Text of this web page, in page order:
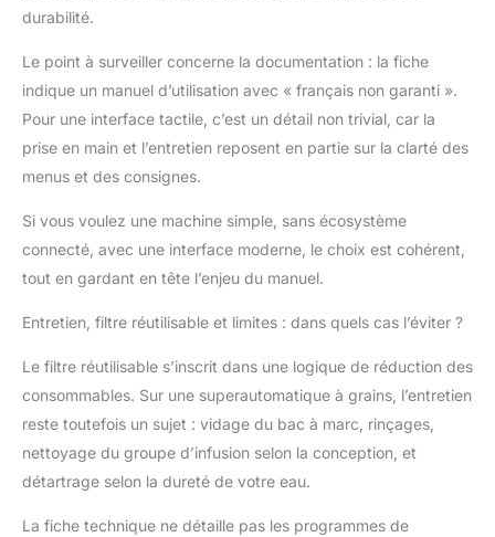
durabilité.
Le point à surveiller concerne la documentation : la fiche
indique un manuel d’utilisation avec « français non garanti ».
Pour une interface tactile, c’est un détail non trivial, car la
prise en main et l’entretien reposent en partie sur la clarté des
menus et des consignes.
Si vous voulez une machine simple, sans écosystème
connecté, avec une interface moderne, le choix est cohérent,
tout en gardant en tête l’enjeu du manuel.
Entretien, filtre réutilisable et limites : dans quels cas l’éviter ?
Le filtre réutilisable s’inscrit dans une logique de réduction des
consommables. Sur une superautomatique à grains, l’entretien
reste toutefois un sujet : vidage du bac à marc, rinçages,
nettoyage du groupe d’infusion selon la conception, et
détartrage selon la dureté de votre eau.
La fiche technique ne détaille pas les programmes de